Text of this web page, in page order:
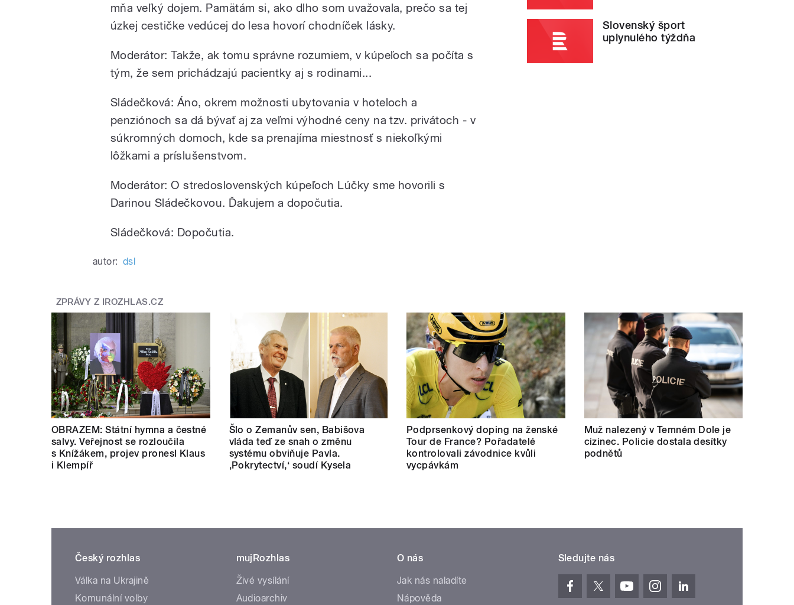
mňa veľký dojem. Pamätám si, ako dlho som uvažovala, prečo sa tej
úzkej cestičke vedúcej do lesa hovorí chodníček lásky.
Moderátor: Takže, ak tomu správne rozumiem, v kúpeľoch sa počíta s
tým, že sem prichádzajú pacientky aj s rodinami...
Sládečková: Áno, okrem možnosti ubytovania v hoteloch a
penziónoch sa dá bývať aj za veľmi výhodné ceny na tzv. privátoch - v
súkromných domoch, kde sa prenajíma miestnosť s niekoľkými
lôžkami a príslušenstvom.
Moderátor: O stredoslovenských kúpeľoch Lúčky sme hovorili s
Darinou Sládečkovou. Ďakujem a dopočutia.
Sládečková: Dopočutia.
autor: dsl
Slovenský šport
uplynulého týždňa
ZPRÁVY Z IROZHLAS.CZ
OBRAZEM: Státní hymna a čestné
salvy. Veřejnost se rozloučila
s Knížákem, projev pronesl Klaus
i Klempíř
Šlo o Zemanův sen, Babišova
vláda teď ze snah o změnu
systému obviňuje Pavla.
‚Pokrytectví,‘ soudí Kysela
Podprsenkový doping na ženské
Tour de France? Pořadatelé
kontrolovali závodnice kvůli
vycpávkám
Muž nalezený v Temném Dole je
cizinec. Policie dostala desítky
podnětů
Český rozhlas
Válka na Ukrajině
Komunální volby
mujRozhlas
Živé vysílání
Audioarchiv
O nás
Jak nás naladíte
Nápověda
Sledujte nás